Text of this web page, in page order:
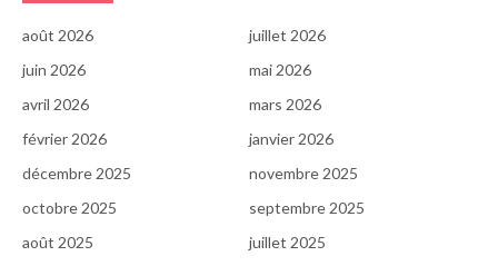
août 2026
juillet 2026
juin 2026
mai 2026
avril 2026
mars 2026
février 2026
janvier 2026
décembre 2025
novembre 2025
octobre 2025
septembre 2025
août 2025
juillet 2025